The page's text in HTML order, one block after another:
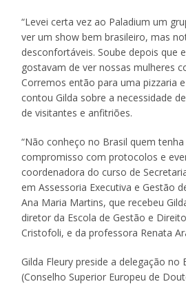
“Levei certa vez ao Paladium um
ver um show bem brasileiro, mas
desconfortáveis. Soube depois que
gostavam de ver nossas mulheres
Corremos então para uma pizzaria
contou Gilda sobre a necessidade
de visitantes e anfitriões.
“Não conheço no Brasil quem
compromisso com protocolos e
coordenadora do curso de
em Assessoria Executiva e Gestão
Ana Maria Martins, que recebeu
diretor da Escola de Gestão e
Cristofoli, e da professora Renata
Gilda Fleury preside a delegação no
(Conselho Superior Europeu de